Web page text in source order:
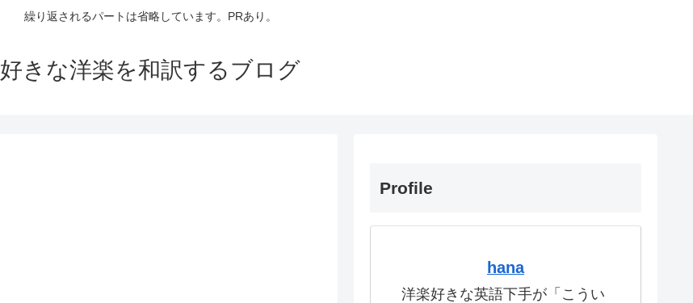
繰り返されるパートは省略しています。PRあり。
好きな洋楽を和訳するブログ
Profile
hana
洋楽好きな英語下手が「こうい